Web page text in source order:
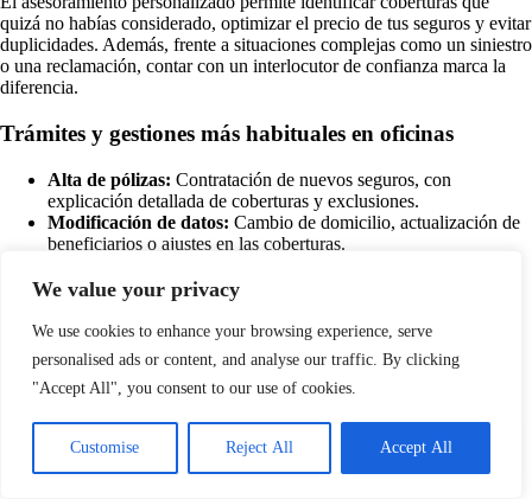
We value your privacy
We use cookies to enhance your browsing experience, serve
personalised ads or content, and analyse our traffic. By clicking
"Accept All", you consent to our use of cookies.
Customise Reject All Accept All
quizá no habías considerado, optimizar el precio de tus seguros y evitar
duplicidades. Además, frente a situaciones complejas como un siniestro
o una reclamación, contar con un interlocutor de confianza marca la
diferencia.
Trámites y gestiones más habituales en oficinas
Alta de pólizas: Contratación de nuevos seguros, con
explicación detallada de coberturas y exclusiones.
Modificación de datos: Cambio de domicilio, actualización de
beneficiarios o ajustes en las coberturas.
asesoramiento sobre los pasos a seguir.
Renovaciones y cancelaciones:
condiciones y alternativas disponibles.
Consultas generales:
Dudas sobre recibos, bonificaciones,
promociones o condiciones especiales.
Oficinas para empresas y autónomos
ES